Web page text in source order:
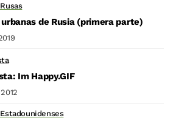
de Rusia (primera parte)
Im Happy.GIF